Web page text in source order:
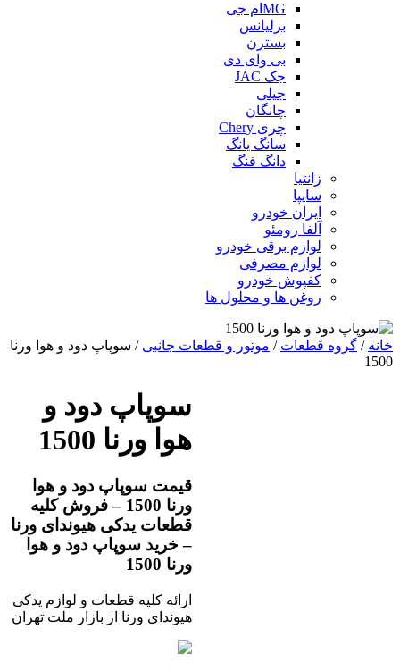
MGام جی
برلیانس
بسترن
بی وای دی
جک JAC
جیلی
چانگان
چری Chery
سانگ یانگ
دانگ فنگ
زانتیا
سایپا
ایران خودرو
آلفا رومئو
لوازم برقی خودرو
لوازم مصرفی
کفپوش خودرو
روغن ها و محلول ها
خانه / گروه قطعات / موتور و قطعات جانبی / سوپاپ دود و هوا ورنا
1500
سوپاپ دود و
هوا ورنا 1500
قیمت سوپاپ دود و هوا
ورنا 1500 – فروش کلیه
قطعات یدکی هیوندای ورنا
– خرید سوپاپ دود و هوا
ورنا 1500
ارائه کلیه قطعات و لوازم یدکی
هیوندای ورنا از بازار ملت تهران